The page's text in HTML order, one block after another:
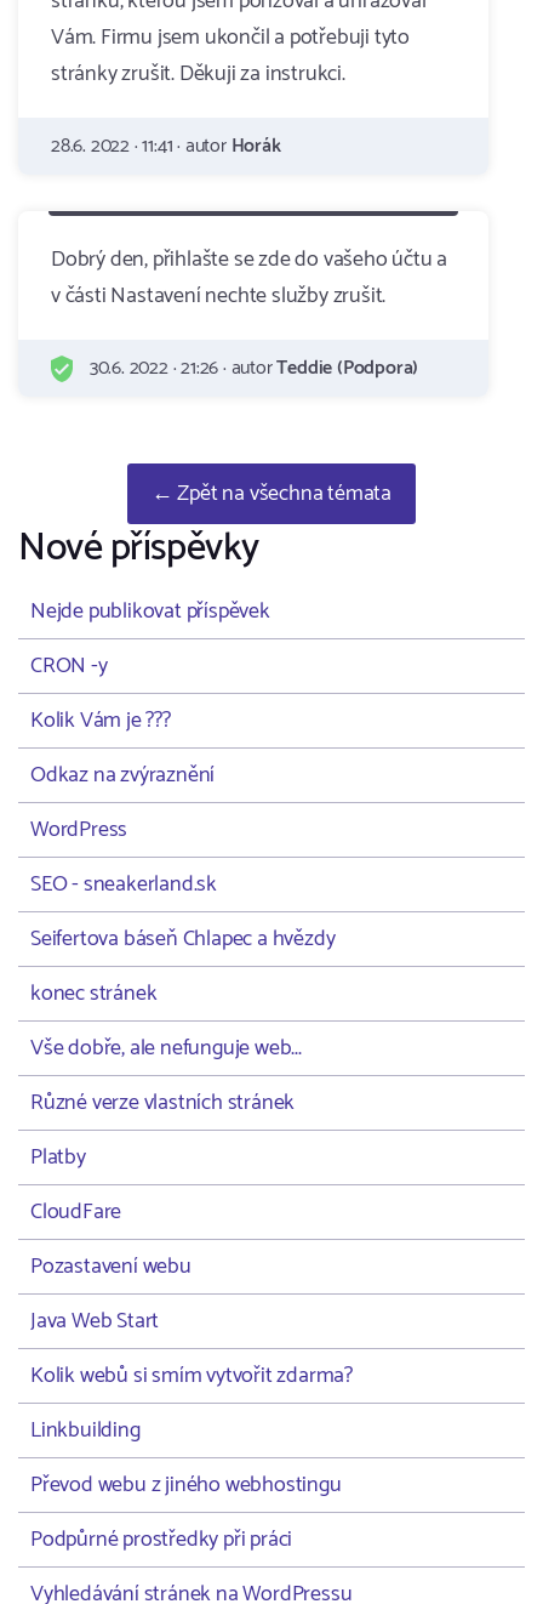
Vám. Firmu jsem ukončil a potřebuji tyto
stránky zrušit. Děkuji za instrukci.
28.6. 2022 · 11:41 · autorHorák
Dobrý den, přihlašte se zde do vašeho účtu a
v části Nastavení nechte služby zrušit.
30.6. 2022 · 21:26 · autorTeddie (Podpora)
← Zpět na všechna témata
Nové příspěvky
Nejde publikovat příspěvek
CRON -y
Kolik Vám je ???
Odkaz na zvýraznění
WordPress
SEO - sneakerland.sk
Seifertova báseň Chlapec a hvězdy
konec stránek
Vše dobře, ale nefunguje web...
Různé verze vlastních stránek
Platby
CloudFare
Pozastavení webu
Java Web Start
Kolik webů si smím vytvořit zdarma?
Linkbuilding
Převod webu z jiného webhostingu
Podpůrné prostředky při práci
Vyhledávání stránek na WordPressu